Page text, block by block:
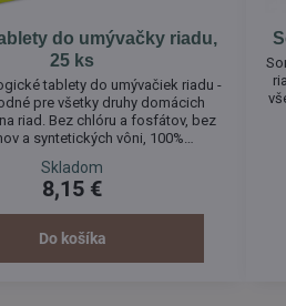
do umývačky riadu,
25 ks
tablety do umývačiek riadu -
pre všetky druhy domácich
riad. Bez chlóru a fosfátov, bez
a syntetických vôni, 100%
fosfátov, enzýmov a vôní.
Skladom
8,15 €
Do košíka